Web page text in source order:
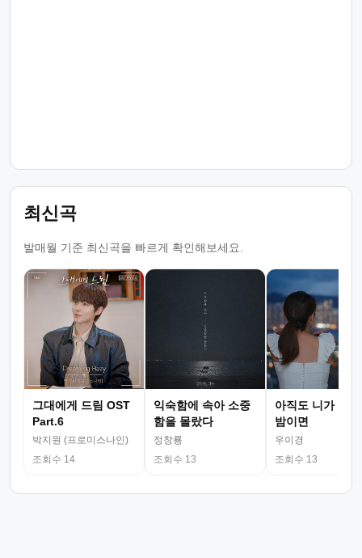
최신곡
발매월 기준 최신곡을 빠르게 확인해보세요.
그대에게 드림 OST
Part.6
박지원 (프로미스나인)
조회수 14
익숙함에 속아 소중
함을 몰랐다
정창룡
조회수 13
아직도 니가 그
밤이면
우이경
조회수 13